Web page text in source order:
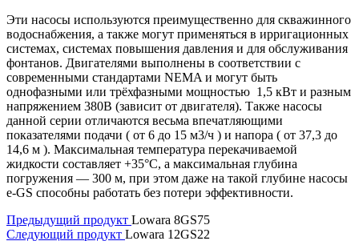
Эти насосы используются преимущественно для скважинного
водоснабжения, а также могут применяться в ирригационных
системах, системах повышения давления и для обслуживания
фонтанов. Двигателями выполнены в соответствии с
современными стандартами NEMA и могут быть
однофазными или трёхфазными мощностью 1,5 кВт и разным
напряжением 380В (зависит от двигателя). Также насосы
данной серии отличаются весьма впечатляющими
показателями подачи ( от 6 до 15 м3/ч ) и напора ( от 37,3 до
14,6 м ). Максимальная температура перекачиваемой
жидкости составляет +35°C, а максимальная глубина
погружения — 300 м, при этом даже на такой глубине насосы
e-GS способны работать без потери эффективности.
Предыдущий продукт Lowara 8GS75
Следующий продукт Lowara 12GS22